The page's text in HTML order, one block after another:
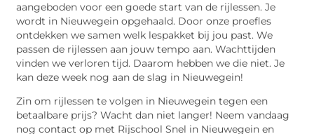
aangeboden voor een goede start van de rijlessen. Je
wordt in Nieuwegein opgehaald. Door onze proefles
ontdekken we samen welk lespakket bij jou past. We
passen de rijlessen aan jouw tempo aan. Wachttijden
vinden we verloren tijd. Daarom hebben we die niet. Je
kan deze week nog aan de slag in Nieuwegein!
Zin om rijlessen te volgen in Nieuwegein tegen een
betaalbare prijs? Wacht dan niet langer! Neem vandaag
nog contact op met Rijschool Snel in Nieuwegein en